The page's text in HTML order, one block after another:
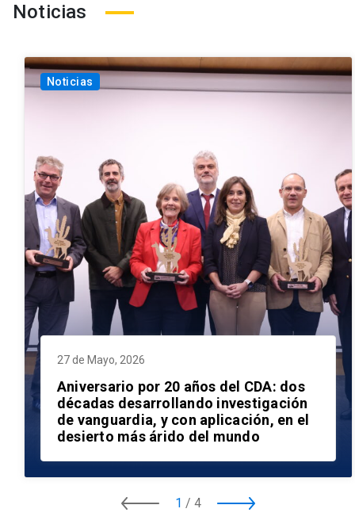
Noticias
27 de Mayo, 2026
Aniversario por 20 años del CDA: dos
décadas desarrollando investigación
de vanguardia, y con aplicación, en el
desierto más árido del mundo
Noticias
1 / 4